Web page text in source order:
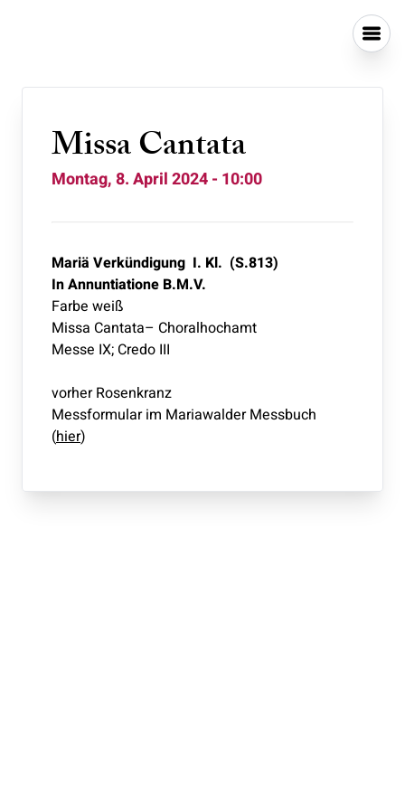
Missa Cantata
Montag, 8. April 2024 - 10:00
Mariä Verkündigung I. Kl. (S.813)
In Annuntiatione B.M.V.
Farbe weiß
Missa Cantata– Choralhochamt
Messe IX; Credo III
vorher Rosenkranz
Messformular im Mariawalder Messbuch
(hier)